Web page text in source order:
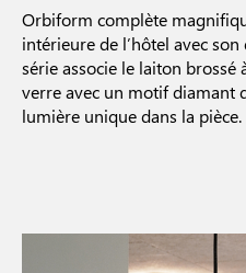
Orbiform complète
intérieure de l’hôtel avec
série associe le laiton
verre avec un motif diamant
lumière unique dans la pièce.